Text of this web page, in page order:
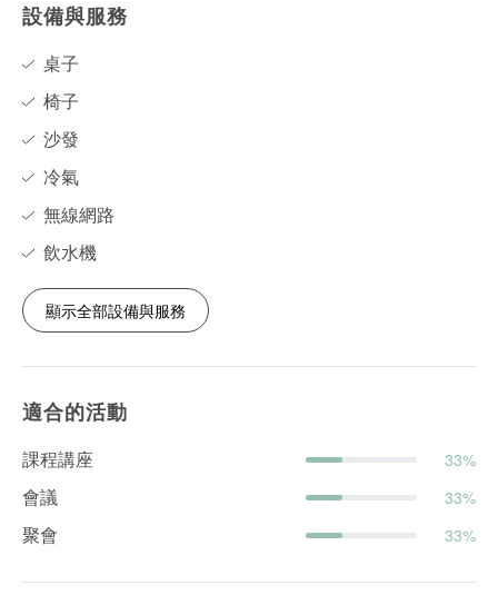
設備與服務
桌子
椅子
沙發
冷氣
無線網路
飲水機
顯示全部設備與服務
適合的活動
課程講座 33%
會議 33%
聚會 33%